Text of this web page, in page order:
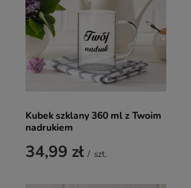
Kubek szklany 360 ml z Twoim
nadrukiem
34,99 zł / szt.